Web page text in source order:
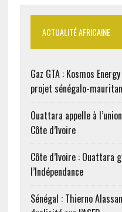
ACTUALITÉ AFRICAINE
Gaz GTA : Kosmos
projet sénégalo-
Ouattara appelle à
Côte d’Ivoire
Côte d’Ivoire : Ouattara
l’Indépendance
Sénégal : Thierno